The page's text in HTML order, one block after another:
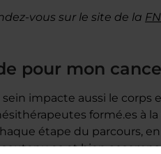
vous sur le site de la
pour mon
sein impacte aussi le corps
formé.es à
étape du parcours,
et bien